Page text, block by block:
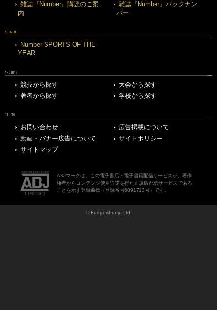
雑誌『Number』購読のご案
内
雑誌『Number』バックナン
バー
SPECIAL
Number SPORTS OF THE
YEAR
ARCHIVE
競技から探す
大会から探す
著者から探す
学校から探す
OTHERS
お問い合わせ
広告掲載について
動画・バナー広告について
サイトポリシー
サイトマップ
ABJマークは、この電子書店・電子書籍配信サービスが、著作
権者からコンテンツ使用許諾を得た正規版配信サービスである
ことを示す登録商標（登録番号6091713号）です。
© Bungeishunju Ltd.